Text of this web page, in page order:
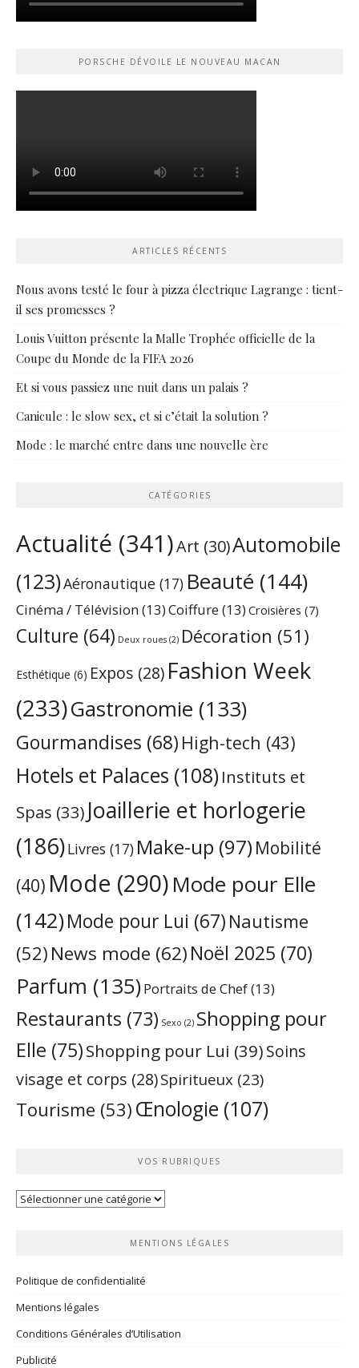
PORSCHE DÉVOILE LE NOUVEAU MACAN
ARTICLES RÉCENTS
Nous avons testé le four à pizza électrique Lagrange : tient-
il ses promesses ?
Louis Vuitton présente la Malle Trophée officielle de la
Coupe du Monde de la FIFA 2026
Et si vous passiez une nuit dans un palais ?
Canicule : le slow sex, et si c’était la solution ?
Mode : le marché entre dans une nouvelle ère
CATÉGORIES
Actualité (341)Art (30)Automobile
(123)Aéronautique (17) Beauté (144)
Cinéma / Télévision(13)Coiffure(13) Croisières (7)
Culture (64) Deux roues (2) Décoration (51)
Esthétique (6) Expos (28) Fashion Week
(233)Gastronomie (133)
Gourmandises (68) High-tech (43)
Hotels et Palaces (108) Instituts et
Spas (33) Joaillerie et horlogerie
(186)Livres (17) Make-up (97) Mobilité
(40) Mode (290)Mode pour Elle
(142)Mode pour Lui (67) Nautisme
(52) News mode (62)Noël 2025 (70)
Parfum (135)Portraits de Chef(13)
Restaurants (73) Sexo (2) Shopping pour
Elle (75)Shopping pour Lui (39)Soins
visage et corps (28)Spiritueux (23)
Tourisme (53) Œnologie (107)
VOS RUBRIQUES
Vos
MENTIONS LÉGALES
Politique de confidentialité
Mentions légales
Conditions Générales d’Utilisation
Publicité